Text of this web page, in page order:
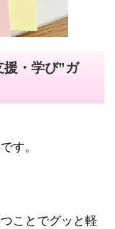
・学び”ガ
す。
ことでグッと軽